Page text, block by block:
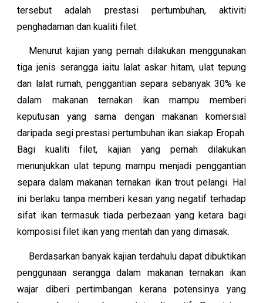
tersebut adalah prestasi pertumbuhan, aktiviti
penghadaman dan kualiti filet.
Menurut kajian yang pernah dilakukan menggunakan
tiga jenis serangga iaitu lalat askar hitam, ulat tepung
dan lalat rumah, penggantian separa sebanyak 30% ke
dalam makanan ternakan ikan mampu memberi
keputusan yang sama dengan makanan komersial
daripada segi prestasi pertumbuhan ikan siakap Eropah.
Bagi kualiti filet, kajian yang pernah dilakukan
menunjukkan ulat tepung mampu menjadi penggantian
separa dalam makanan ternakan ikan trout pelangi. Hal
ini berlaku tanpa memberi kesan yang negatif terhadap
sifat ikan termasuk tiada perbezaan yang ketara bagi
komposisi filet ikan yang mentah dan yang dimasak.
Berdasarkan banyak kajian terdahulu dapat dibuktikan
penggunaan serangga dalam makanan ternakan ikan
wajar diberi pertimbangan kerana potensinya yang